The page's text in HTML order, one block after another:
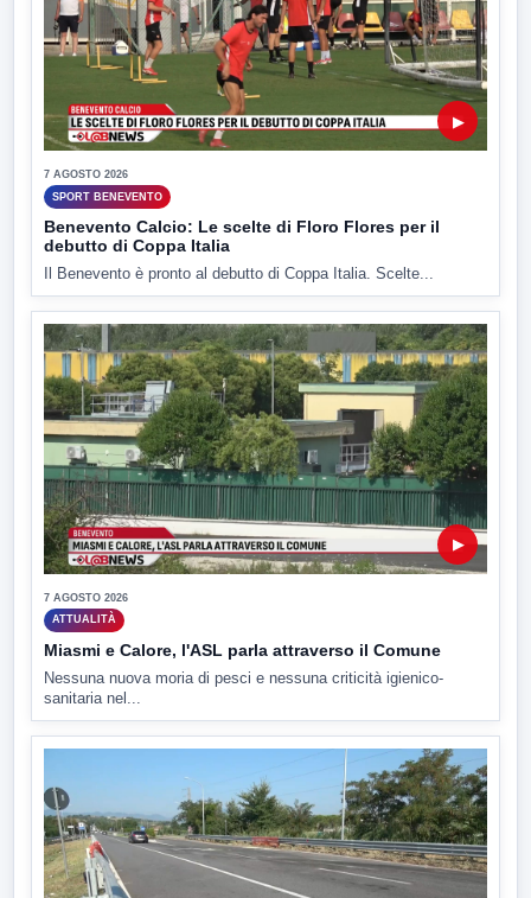
▶
7 AGOSTO 2026
SPORT BENEVENTO
Benevento Calcio: Le scelte di Floro Flores per il
debutto di Coppa Italia
Il Benevento è pronto al debutto di Coppa Italia. Scelte...
▶
7 AGOSTO 2026
ATTUALITÀ
Miasmi e Calore, l'ASL parla attraverso il Comune
Nessuna nuova moria di pesci e nessuna criticità igienico-
sanitaria nel...